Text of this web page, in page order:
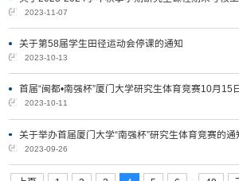
2023-11-07
关于第58届学生田径运动会停课的通知
2023-10-13
首届“闽都•南强杯”厦门大学研究生体育竞赛10月15
2023-10-11
关于举办首届厦门大学“南强杯”研究生体育竞赛的通
2023-09-26